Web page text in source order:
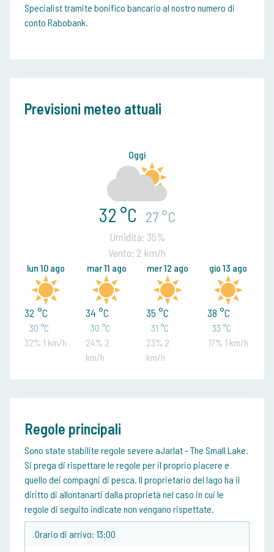
Specialist tramite bonifico bancario al nostro numero di
conto Rabobank.
Previsioni meteo attuali
Oggi
32 °C 27 °C
Umidità: 35%
Vento: 2 km/h
lun 10 ago
32 °C
30 °C
32% 1 km/h
mar 11 ago
34 °C
30 °C
24% 2
km/h
mer 12 ago
35 °C
31 °C
23% 2
km/h
gio 13 ago
38 °C
33 °C
17% 1 km/h
Regole principali
Sono state stabilite regole severe aJarlat - The Small Lake.
Si prega di rispettare le regole per il proprio piacere e
quello dei compagni di pesca. Il proprietario del lago ha il
diritto di allontanarti dalla proprietà nel caso in cui le
regole di seguito indicate non vengano rispettate.
Orario di arrivo: 13:00